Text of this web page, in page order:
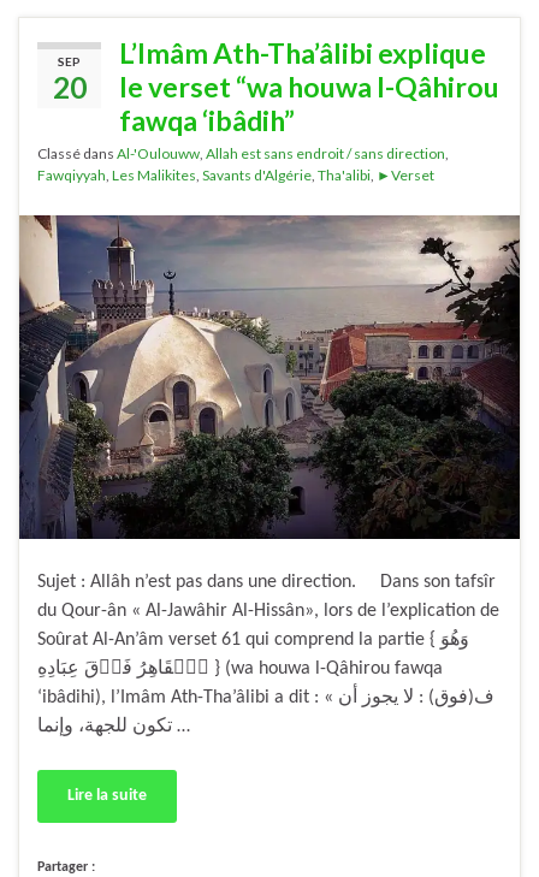
SEP
20
L’Imâm Ath-Tha’âlibi explique
le verset “wa houwa l-Qâhirou
fawqa ‘ibâdih”
Classé dans Al-'Oulouww, Allah est sans endroit / sans direction,
Fawqiyyah, Les Malikites, Savants d'Algérie, Tha'alibi, ►Verset
Sujet : Allâh n’est pas dans une direction. Dans son tafsîr
du Qour-ân « Al-Jawâhir Al-Hissân», lors de l’explication de
Soûrat Al-An’âm verset 61 qui comprend la partie { وَهُوَ
ٱلۡقَاهِرُ فَوۡقَ عِبَادِهِ } (wa houwa l-Qâhirou fawqa
‘ibâdihi), l’Imâm Ath-Tha’âlibi a dit : « ف(فوق) : لا يجوز أن
تكون للجهة، وإنما …
Lire la suite
Partager :